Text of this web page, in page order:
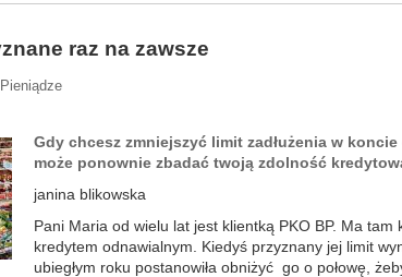
raz na zawsze
Gdy chcesz zmniejszyć limit zadłużenia w
może ponownie zbadać twoją zdolność
janina blikowska
Pani Maria od wielu lat jest klientką PKO BP. Ma tam
kredytem odnawialnym. Kiedyś przyznany jej limit
ubiegłym roku postanowiła obniżyć go o połowę,